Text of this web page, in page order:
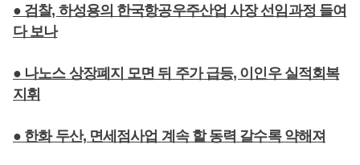
● 검찰, 하성용의 한국항공우주산업 사장 선임과정 들여
다 보나
● 나노스 상장폐지 모면 뒤 주가 급등, 이인우 실적회복
지휘
● 한화 두산, 면세점사업 계속 할 동력 갈수록 약해져